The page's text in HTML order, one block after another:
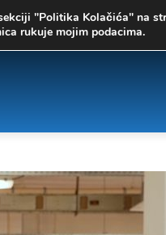
"Politika Kolačića" na
rukuje mojim podacima.